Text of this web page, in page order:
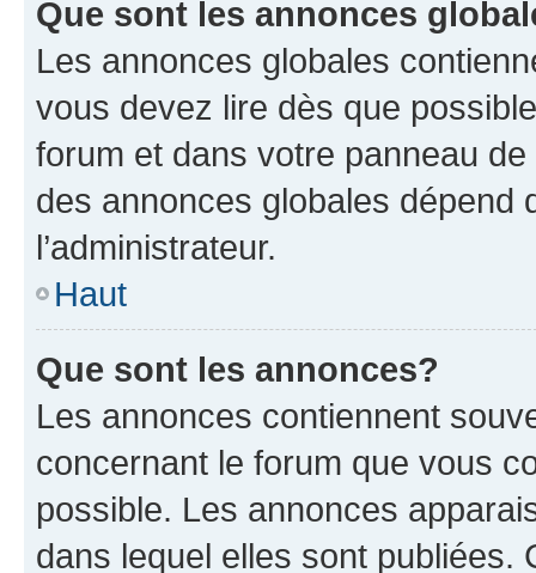
Que sont les annonces
Les annonces globales
vous devez lire dès que
forum et dans votre panneau
des annonces globales dépend
l’administrateur.
Haut
Que sont les annonces?
Les annonces contiennent
concernant le forum que vous
possible. Les annonces
dans lequel elles sont publiées.